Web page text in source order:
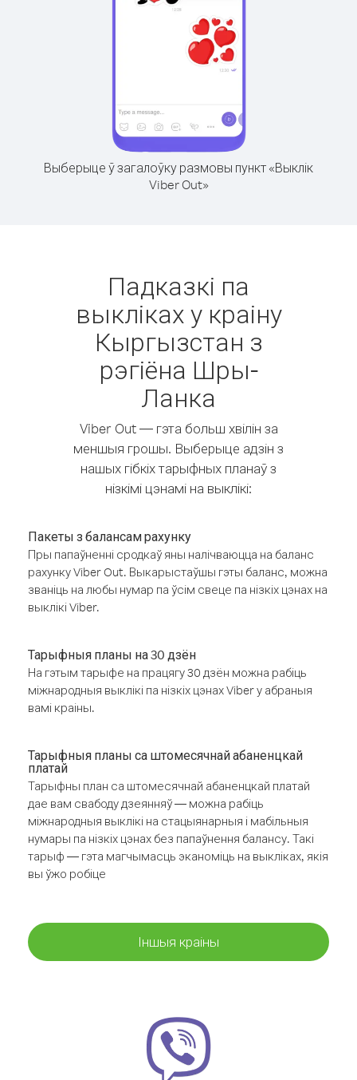
Выберыце ў загалоўку размовы пункт «Выклік
Viber Out»
Падказкі па
выкліках у краіну
Кыргызстан з
рэгіёна Шры-
Ланка
Viber Out — гэта больш хвілін за
меншыя грошы. Выберыце адзін з
нашых гібкіх тарыфных планаў з
нізкімі цэнамі на выклікі:
Пакеты з балансам рахунку
Пры папаўненні сродкаў яны налічваюцца на баланс
рахунку Viber Out. Выкарыстаўшы гэты баланс, можна
званіць на любы нумар па ўсім свеце па нізкіх цэнах на
выклікі Viber.
Тарыфныя планы на 30 дзён
На гэтым тарыфе на працягу 30 дзён можна рабіць
міжнародныя выклікі па нізкіх цэнах Viber у абраныя
вамі краіны.
Тарыфныя планы са штомесячнай абаненцкай
платай
Тарыфны план са штомесячнай абаненцкай платай
дае вам свабоду дзеянняў — можна рабіць
міжнародныя выклікі на стацыянарныя і мабільныя
нумары па нізкіх цэнах без папаўнення балансу. Такі
тарыф — гэта магчымасць эканоміць на выкліках, якія
вы ўжо робіце
Іншыя краіны